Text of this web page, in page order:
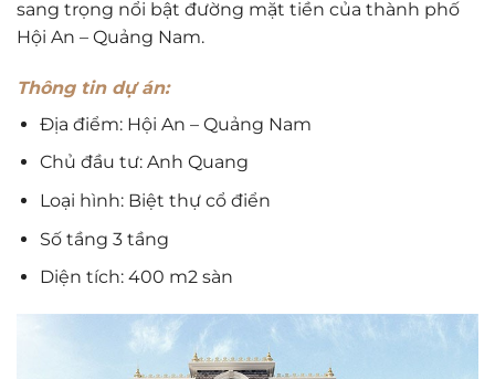
sang trọng nổi bật đường mặt tiền của thành phố
Hội An – Quảng Nam.
Thông tin dự án:
Địa điểm: Hội An – Quảng Nam
Chủ đầu tư: Anh Quang
Loại hình: Biệt thự cổ điển
Số tầng 3 tầng
Diện tích: 400 m2 sàn